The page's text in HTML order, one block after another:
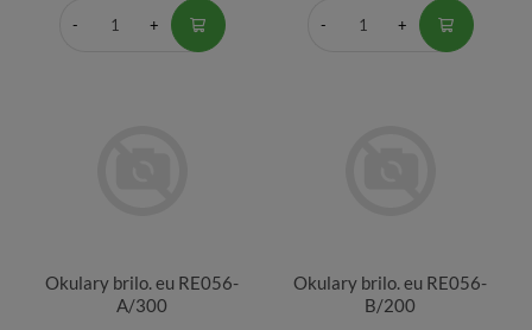
Okulary brilo. eu RE056-
A/300
Okulary brilo. eu RE056-
B/200